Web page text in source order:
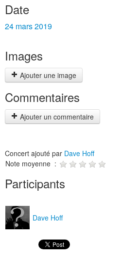
Date
24 mars 2019
Images
Ajouter une image
Commentaires
Ajouter un commentaire
Concert ajouté par Dave Hoff
Note moyenne :
Participants
Dave Hoff